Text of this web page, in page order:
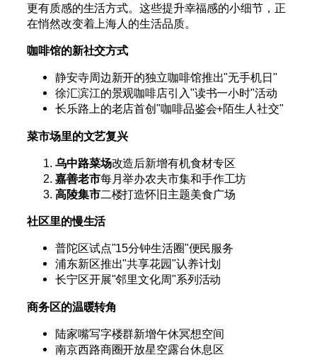
更有质感的生活方式。这些提升幸福感的小细节，正
在悄然改变着上海人的生活品质。
咖啡馆的新社交方式
静安寺周边新开的独立咖啡馆推出"无手机日"
徐汇滨江的景观咖啡店引入"读书一小时"活动
长乐路上的老店首创"咖啡品鉴会+陌生人社交"
菜市场里的文艺复兴
乌中路菜场改造后新增有机食材专区
嘉善老市每月举办农夫市集和手作工坊
高陵集市二楼打造怀旧主题美食广场
社区里的慢生活
普陀区试点"15分钟生活圈"便民服务
浦东新区推出"共享花园"认养计划
长宁区开展"邻里文化周"系列活动
商务区的温暖转角
陆家嘴写字楼群新增午休冥想空间
南京西路商圈开放星空露台休息区